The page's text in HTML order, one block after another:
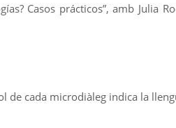
Casos prácticos”, amb Julia
de cada microdiàleg indica la